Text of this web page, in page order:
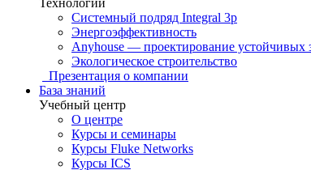
Системный подряд Integral 3p
Энергоэффективность
Anyhouse — проектирование устойчивых
Экологическое строительство
Презентация о компании
База знаний
Учебный центр
О центре
Курсы и семинары
Курсы Fluke Networks
Курсы ICS